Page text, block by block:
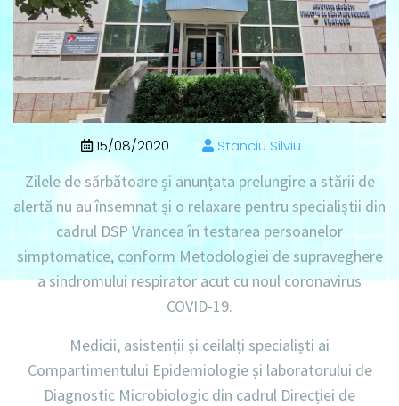
15/08/2020 Stanciu Silviu
Zilele de sărbătoare și anunțata prelungire a stării de
alertă nu au însemnat și o relaxare pentru specialiștii din
cadrul DSP Vrancea în testarea persoanelor
simptomatice, conform Metodologiei de supraveghere
a sindromului respirator acut cu noul coronavirus
COVID-19.
Medicii, asistenții și ceilalți specialiști ai
Compartimentului Epidemiologie și laboratorului de
Diagnostic Microbiologic din cadrul Direcției de